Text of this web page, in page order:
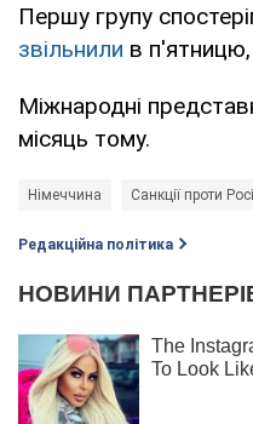
Першу групу
звільнили в
Міжнародні
місяць тому.
Німеччина Санкції проти
Редакційна політика